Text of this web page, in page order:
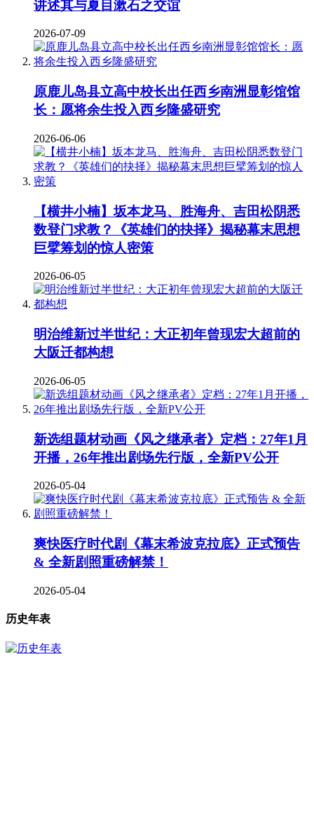
讲述其与夏目漱石之交谊
2026-07-09
原鹿儿岛县立高中校长出任西乡南洲显彰馆馆
长：愿将余生投入西乡隆盛研究
2026-06-06
【横井小楠】坂本龙马、胜海舟、吉田松阴悉
数登门求教？《英雄们的抉择》揭秘幕末思想
巨擘筹划的惊人密策
2026-06-05
明治维新过半世纪：大正初年曾现宏大超前的
大阪迁都构想
2026-06-05
新选组题材动画《风之继承者》定档：27年1月
开播，26年推出剧场先行版，全新PV公开
2026-05-04
爽快医疗时代剧《幕末希波克拉底》正式预告
& 全新剧照重磅解禁！
2026-05-04
历史年表